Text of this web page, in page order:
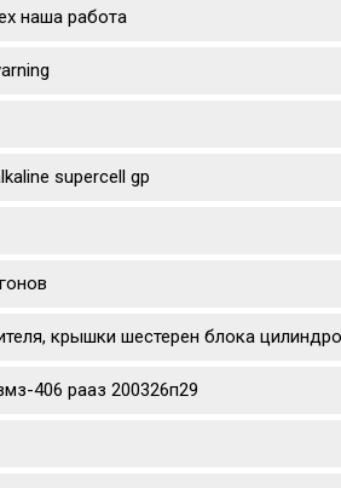
наша работа
supercell gp
крышки шестерен блока
406 рааз 200326п29